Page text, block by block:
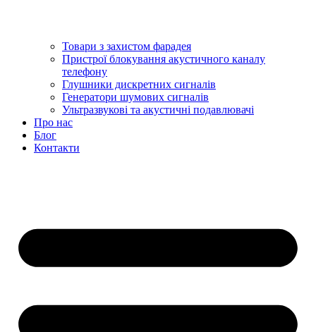
Товари з захистом фарадея
Пристрої блокування акустичного каналу
телефону
Глушники дискретних сигналів
Генератори шумових сигналів
Ультразвукові та акустичні подавлювачі
Про нас
Блог
Контакти